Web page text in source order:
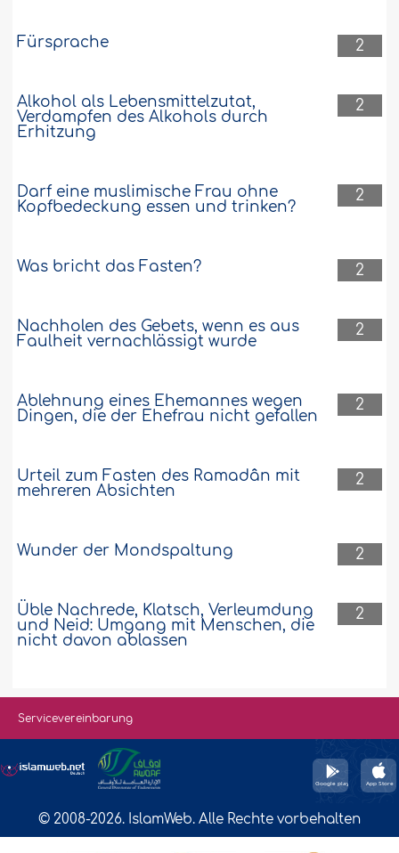
2
Fürsprache
2
Alkohol als Lebensmittelzutat,
Verdampfen des Alkohols durch
Erhitzung
2
Darf eine muslimische Frau ohne
Kopfbedeckung essen und trinken?
2
Was bricht das Fasten?
2
Nachholen des Gebets, wenn es aus
Faulheit vernachlässigt wurde
2
Ablehnung eines Ehemannes wegen
Dingen, die der Ehefrau nicht gefallen
2
Urteil zum Fasten des Ramadân mit
mehreren Absichten
2
Wunder der Mondspaltung
2
Üble Nachrede, Klatsch, Verleumdung
und Neid: Umgang mit Menschen, die
nicht davon ablassen
Servicevereinbarung
© 2008-2026. IslamWeb. Alle Rechte vorbehalten